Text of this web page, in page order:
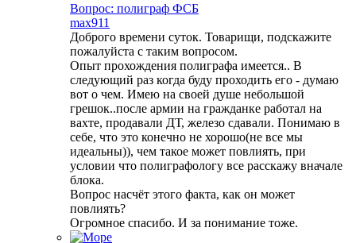
Вопрос: полиграф ФСБ
max911
Доброго времени суток. Товарищи, подскажите
пожалуйста с таким вопросом.
Опыт прохождения полиграфа имеется.. В
следующий раз когда буду проходить его - думаю
вот о чем. Имею на своей душе небольшой
грешок..после армии на гражданке работал на
вахте, продавали ДТ, железо сдавали. Понимаю в
себе, что это конечно не хорошо(не все мы
идеальны)), чем такое может повлиять, при
условии что полиграфологу все расскажу вначале
блока.
Вопрос насчёт этого факта, как он может
повлиять?
Огромное спасибо. И за понимание тоже.